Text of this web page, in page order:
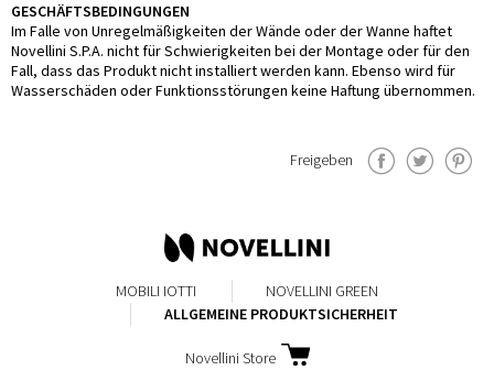
GESCHÄFTSBEDINGUNGEN
Im Falle von Unregelmäßigkeiten der Wände oder der Wanne haftet
Novellini S.P.A. nicht für Schwierigkeiten bei der Montage oder für den
Fall, dass das Produkt nicht installiert werden kann. Ebenso wird für
Wasserschäden oder Funktionsstörungen keine Haftung übernommen.
Freigeben
MOBILI IOTTI
NOVELLINI GREEN
ALLGEMEINE PRODUKTSICHERHEIT
Novellini Store